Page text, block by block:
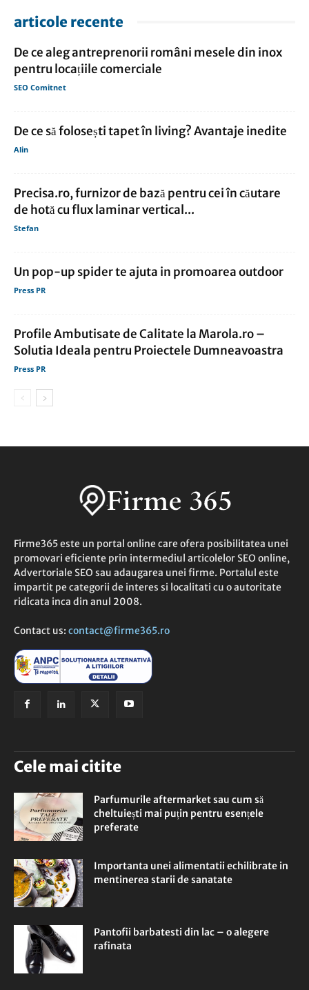
articole recente
De ce aleg antreprenorii români mesele din inox
pentru locațiile comerciale
SEO Comitnet
De ce să folosești tapet în living? Avantaje inedite
Alin
Precisa.ro, furnizor de bază pentru cei în căutare
de hotă cu flux laminar vertical...
Stefan
Un pop-up spider te ajuta in promoarea outdoor
Press PR
Profile Ambutisate de Calitate la Marola.ro –
Solutia Ideala pentru Proiectele Dumneavoastra
Press PR
Firme365 este un portal online care ofera posibilitatea unei
promovari eficiente prin intermediul articolelor SEO online,
Advertoriale SEO sau adaugarea unei firme. Portalul este
impartit pe categorii de interes si localitati cu o autoritate
ridicata inca din anul 2008.
Contact us: contact@firme365.ro
Cele mai citite
Parfumurile aftermarket sau cum să
cheltuiești mai puțin pentru esențele
preferate
Importanta unei alimentatii echilibrate in
mentinerea starii de sanatate
Pantofii barbatesti din lac – o alegere
rafinata